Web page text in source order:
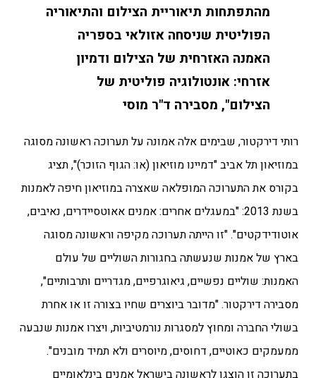
מהתפתחות תיאוריית הצילום והתיאוריה
הפוליטית שניסחה אזולאי בספריה
האמנה האזרחית של הצילום ודמיון
אזרחי: אונטולוגיה פוליטית של
הצילום", מסבירה ד"ר מוסי
רותי דירקטור, שבימים אלה אמונה על תערוכה ראשונה מסוגה
במוזיאון תל אביב "דמיינו מוזיאון (או: הגוף הזוכר)", תציג
בקורס את התערוכה המופלאה שאצרה במוזיאון חיפה לאמנות
בשנת 2013: "במעגלים אחרים: אמנים אאוטסיידרים, נאיבים,
אוטודידקטים". "זו הייתה תערוכה מקיפה וראשונה מסוגה
בארץ של אמנות שנעשתה בחגורות השוליים של עולם
האמנות: שוליים נפשיים, גיאוגרפיים, מגדריים ותרבותיים",
מסבירה דירקטור. "מדובר ביוצרים שחיו בצורה זו או אחרת
בשולי החברה ומחוץ למסגרות נורמטיביות, ויצרו אמנות שנבעה
ממעמקים כאוטיים, דחוסים, מיוסרים ולא תמיד מובנים".
בתערוכה זו הוצגו לראשונה בישראל אמנים בינלאומיים